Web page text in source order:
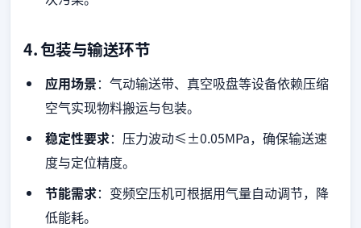
4.包装与输送环节
应用场景：气动输送带、真空吸盘等设备依赖压缩
空气实现物料搬运与包装。
稳定性要求：压力波动≤±0.05MPa，确保输送速
度与定位精度。
节能需求：变频空压机可根据用气量自动调节，降
低能耗。